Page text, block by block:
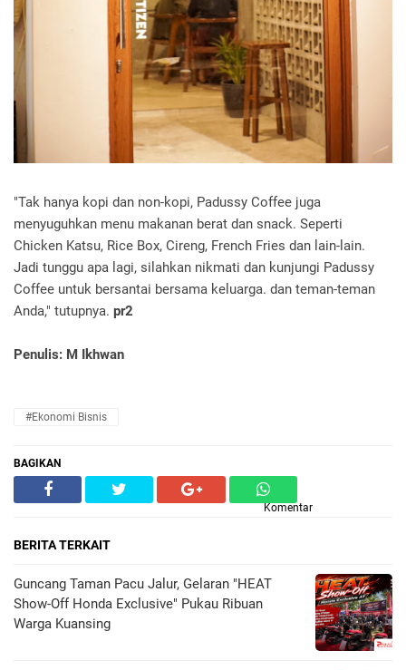
"Tak hanya kopi dan non-kopi, Padussy Coffee juga
menyuguhkan menu makanan berat dan snack. Seperti
Chicken Katsu, Rice Box, Cireng, French Fries dan lain-lain.
Jadi tunggu apa lagi, silahkan nikmati dan kunjungi Padussy
Coffee untuk bersantai bersama keluarga. dan teman-teman
Anda," tutupnya. pr2
Penulis: M Ikhwan
#Ekonomi Bisnis
BAGIKAN
Komentar
BERITA TERKAIT
Guncang Taman Pacu Jalur, Gelaran "HEAT
Show-Off Honda Exclusive" Pukau Ribuan
Warga Kuansing